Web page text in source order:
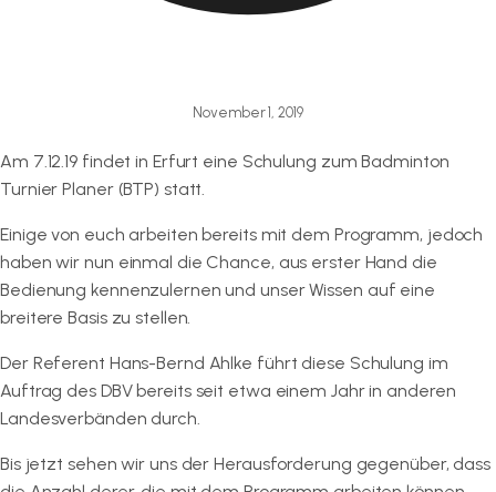
November 1, 2019
Am 7.12.19 findet in Erfurt eine Schulung zum Badminton
Turnier Planer (BTP) statt.
Einige von euch arbeiten bereits mit dem Programm, jedoch
haben wir nun einmal die Chance, aus erster Hand die
Bedienung kennenzulernen und unser Wissen auf eine
breitere Basis zu stellen.
Der Referent Hans-Bernd Ahlke führt diese Schulung im
Auftrag des DBV bereits seit etwa einem Jahr in anderen
Landesverbänden durch.
Bis jetzt sehen wir uns der Herausforderung gegenüber, dass